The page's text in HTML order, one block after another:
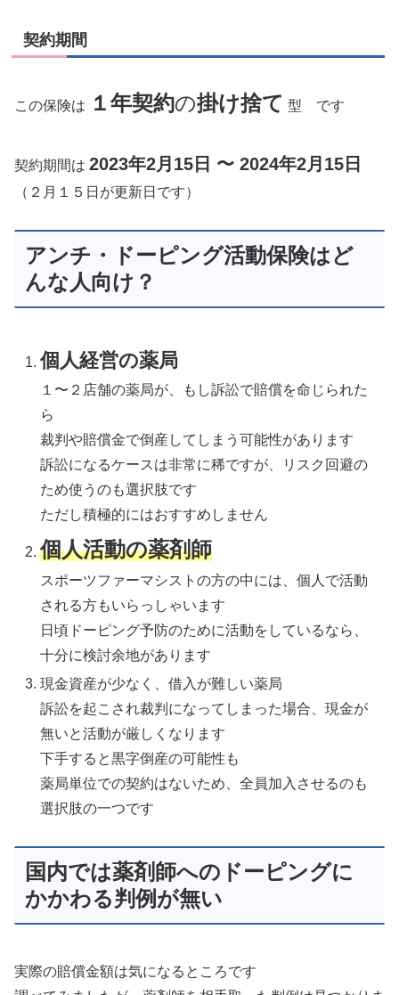
契約期間
この保険は １年契約の掛け捨て 型 です
契約期間は 2023年2月15日 〜 2024年2月15日
（２月１５日が更新日です）
アンチ・ドーピング活動保険はど
んな人向け？
個人経営の薬局
１〜２店舗の薬局が、もし訴訟で賠償を命じられた
ら
裁判や賠償金で倒産してしまう可能性があります
訴訟になるケースは非常に稀ですが、リスク回避の
ため使うのも選択肢です
ただし積極的にはおすすめしません
個人活動の薬剤師
スポーツファーマシストの方の中には、個人で活動
される方もいらっしゃいます
日頃ドーピング予防のために活動をしているなら、
十分に検討余地があります
現金資産が少なく、借入が難しい薬局
訴訟を起こされ裁判になってしまった場合、現金が
無いと活動が厳しくなります
下手すると黒字倒産の可能性も
薬局単位での契約はないため、全員加入させるのも
選択肢の一つです
国内では薬剤師へのドーピングに
かかわる判例が無い
実際の賠償金額は気になるところです